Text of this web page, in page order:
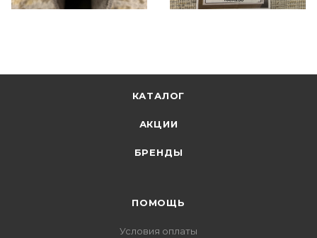
КАТАЛОГ
АКЦИИ
БРЕНДЫ
ПОМОЩЬ
Условия оплаты